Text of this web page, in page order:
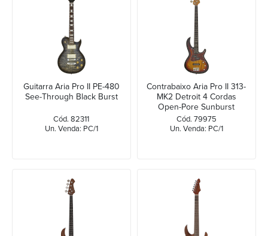
Guitarra Aria Pro II PE-480
See-Through Black Burst
Cód. 82311
Un. Venda: PC/1
Contrabaixo Aria Pro II 313-
MK2 Detroit 4 Cordas
Open-Pore Sunburst
Cód. 79975
Un. Venda: PC/1